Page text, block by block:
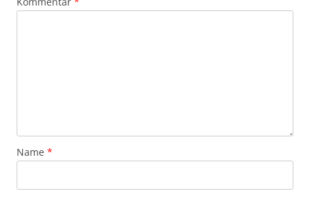
Name *